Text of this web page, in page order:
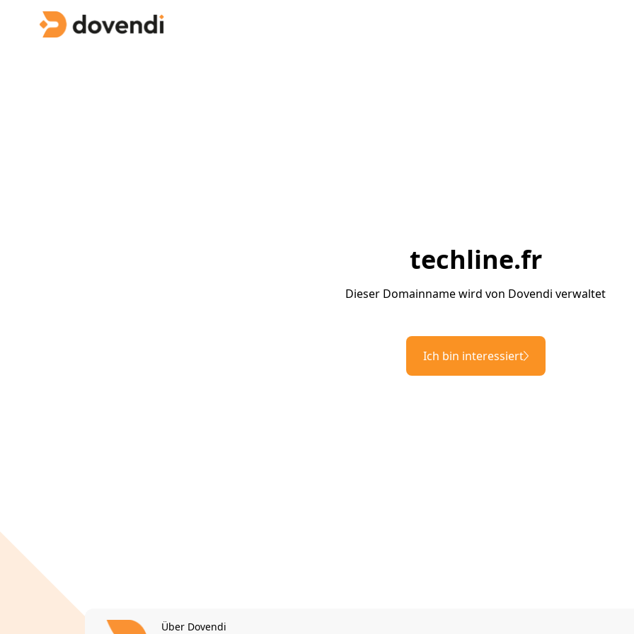
techline.fr
Dieser Domainname wird von Dovendi verwaltet
Ich bin interessiert
Über Dovendi